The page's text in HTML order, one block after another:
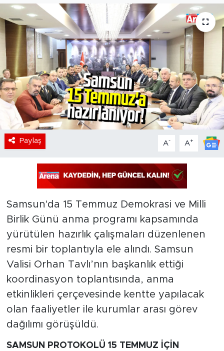
Paylaş A- A+
Samsun'da 15 Temmuz Demokrasi ve Milli
Birlik Günü anma programı kapsamında
yürütülen hazırlık çalışmaları düzenlenen
resmi bir toplantıyla ele alındı. Samsun
Valisi Orhan Tavlı’nın başkanlık ettiği
koordinasyon toplantısında, anma
etkinlikleri çerçevesinde kentte yapılacak
olan faaliyetler ile kurumlar arası görev
dağılımı görüşüldü.
SAMSUN PROTOKOLÜ 15 TEMMUZ İÇİN